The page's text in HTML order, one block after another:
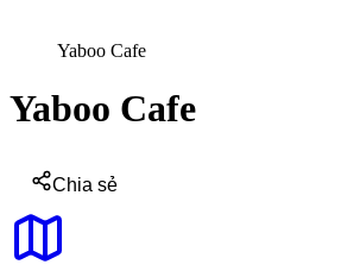
Yaboo Cafe
Yaboo Cafe
Chia sẻ